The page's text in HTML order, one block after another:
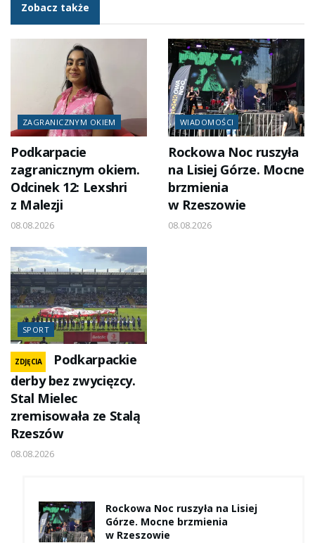
Zobacz także
ZAGRANICZNYM OKIEM
Podkarpacie
zagranicznym okiem.
Odcinek 12: Lexshri
z Malezji
08.08.2026
WIADOMOŚCI
Rockowa Noc ruszyła
na Lisiej Górze. Mocne
brzmienia
w Rzeszowie
08.08.2026
SPORT
ZDJĘCIA
Podkarpackie
derby bez zwycięzcy.
Stal Mielec
zremisowała ze Stalą
Rzeszów
08.08.2026
Rockowa Noc ruszyła na Lisiej
Górze. Mocne brzmienia
w Rzeszowie